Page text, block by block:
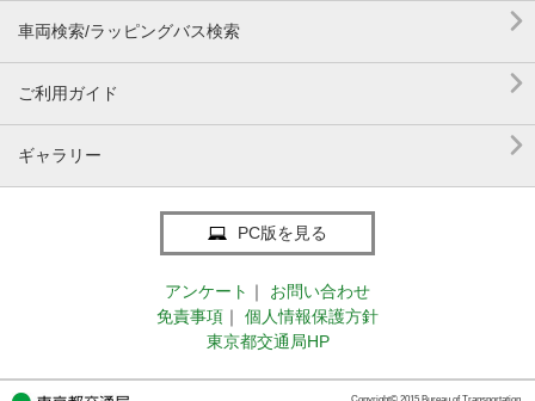
車両検索/ラッピングバス検索 
ご利用ガイド 
ギャラリー 
PC版を見る
アンケート ｜
お問い合わせ
免責事項 ｜
個人情報保護方針
東京都交通局HP